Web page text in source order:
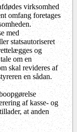
virksomhed
omfang foretages
med
statsautoriseret
og
om en
skal revideres af
en sådan.
af kasse- og
at anden